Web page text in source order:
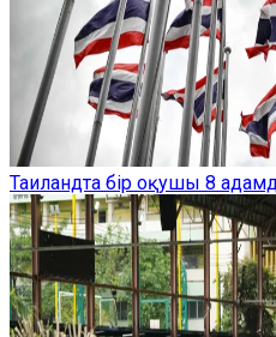
Таиландта бір оқушы 8